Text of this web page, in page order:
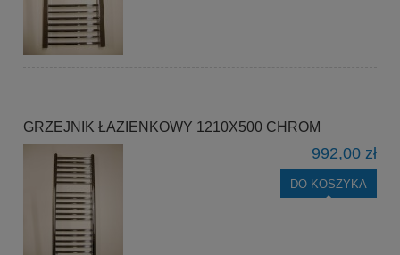
GRZEJNIK ŁAZIENKOWY 1210X500 CHROM
992,00 zł
DO KOSZYKA